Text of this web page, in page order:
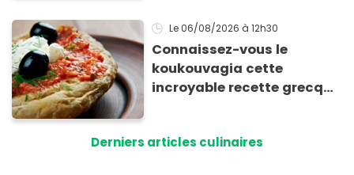
Le 06/08/2026 à 12h30
Connaissez-vous le
koukouvagia cette
incroyable recette grecque
Derniers articles culinaires